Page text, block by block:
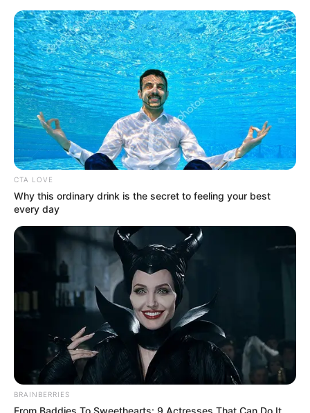
La gobernadora Matiz rechazó el ataque a través de su
cuenta de X, haciendo un contundente llamado a los
responsables para que se acojan al cese al fuego del
Gobierno Nacional y se entreguen a las autoridades.
“¡No nos intimidarán! No detendrán la excelente labor de
seguridad de nuestra Fuerza Pública. Facinerosos,
entréguense o acojan el llamado del Gobierno a La Paz y
al cese al fuego”, indicó la mandataria.
Asimismo,Matiz atribuyó el ataque a una retaliación por
la efectiva recuperación de dos camionetas de una
empresa privada que habían sido robadas,
presuntamente por integrantes del grupo armado
organizado residual Estructura Ismael Ruiz.
camionetas habrían sido utilizadas para llevar a cabo
ataques terroristas contra la comunidad y las
autoridades.
Lea También:Alarma en Chaparral por cilindro
abandonado en zona rural
CTA LOVE
Why this ordinary drink is the secret to feeling your best
every day
BRAINBERRIES